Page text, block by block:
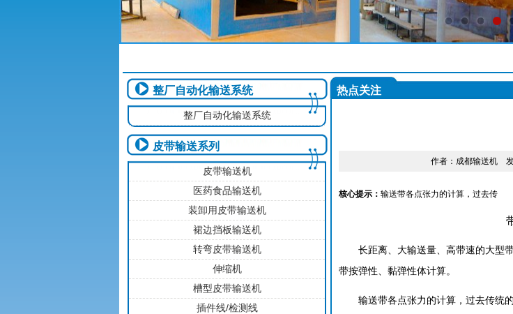
7
整厂自动化输送系统
整厂自动化输送系统
皮带输送系列
皮带输送机
医药食品输送机
装卸用皮带输送机
裙边挡板输送机
转弯皮带输送机
伸缩机
槽型皮带输送机
插件线/检测线
热点关注
作者：成都输送机
核心提示： 输送带各点张力的计算，过去传
长距离、大输送量、高带速的大型
带按弹性、黏弹性体计算。
输送带各点张力的计算，过去传统